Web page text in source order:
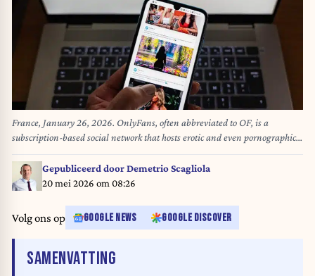
France, January 26, 2026. OnlyFans, often abbreviated to OF, is a
subscription-based social network that hosts erotic and even pornographic
content. France, 2026-01-26. OnlyFans, souvent abrege OF, est un reseau
social au service d abonnement, il heberge notamment du contenu
erotique, voire pornographique. Jean-Marc Barrère / Hans Lucas / Hans
Gepubliceerd doorDemetrio Scagliola
20 mei 2026 om 08:26
Volg ons op GOOGLE NEWS GOOGLE DISCOVER
SAMENVATTING